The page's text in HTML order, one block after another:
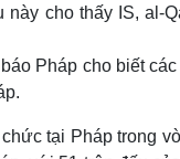
cho thấy IS, al-
Pháp cho biết
tại Pháp trong